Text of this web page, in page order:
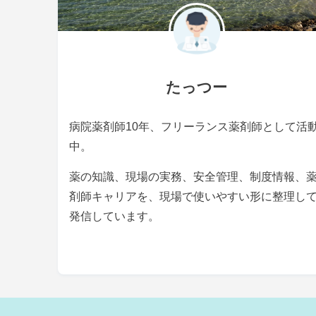
たっつー
病院薬剤師10年、フリーランス薬剤師として活
中。
薬の知識、現場の実務、安全管理、制度情報、
剤師キャリアを、現場で使いやすい形に整理し
発信しています。